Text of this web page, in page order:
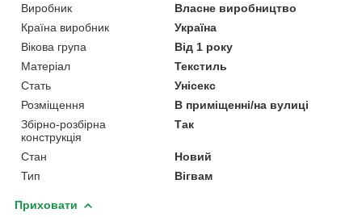
Виробник
Власне виробництво
Країна виробник
Україна
Вікова група
Від 1 року
Матеріал
Текстиль
Стать
Унісекс
Розміщення
В приміщенні/на вулиці
Збірно-розбірна
конструкція
Так
Стан
Новий
Тип
Вігвам
Приховати